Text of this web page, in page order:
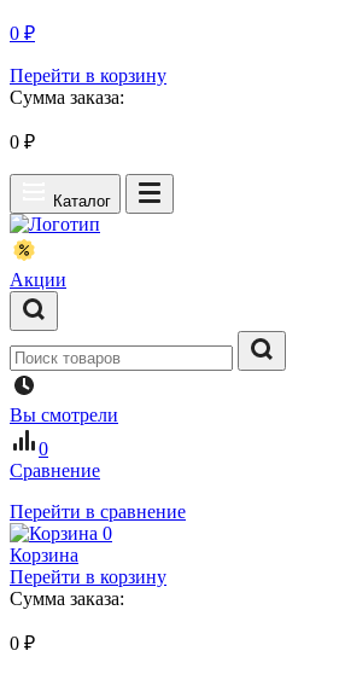
0 ₽
Перейти в корзину
Сумма заказа:
0 ₽
Каталог
Акции
Вы смотрели
0
Сравнение
Перейти в сравнение
0
Корзина
Перейти в корзину
Сумма заказа:
0 ₽